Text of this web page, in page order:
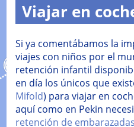
Viajar en
Si ya comentábamos la
viajes con niños por el
retención infantil
en día los únicos que
Mifold) para viajar en
aquí como en Pekin
retención de embarazadas